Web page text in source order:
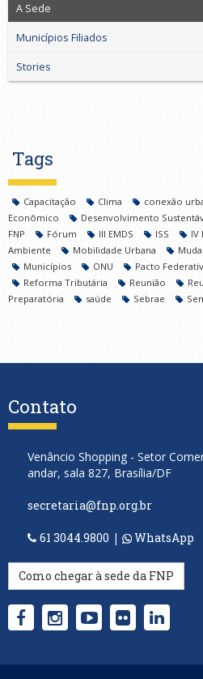
A Sede
Municípios Filiados
Stories
Tags
Capacitação Clima conexão
Econômico
Desenvolvimento
FNP
Fórum III EMDS ISS IV
Ambiente
Mobilidade Urbana
Municípios
ONU Pacto
Reforma Tributária
Reunião
Preparatória
saúde Sebrae
Contato
Venâncio Shopping - Setor
andar, sala 827, Brasília/DF
secretaria@fnp.org.br
61 3044.9800 | WhatsApp
Como chegar à sede da FNP